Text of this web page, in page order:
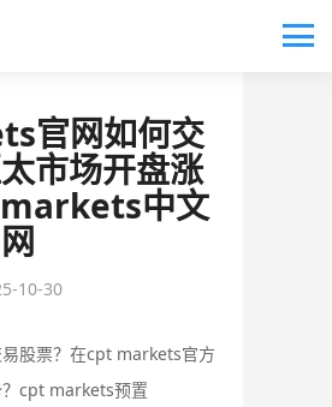
官网如何交
市场开盘涨
中文
网
10-30
股票？在cpt markets官方
‌‌cpt markets预置